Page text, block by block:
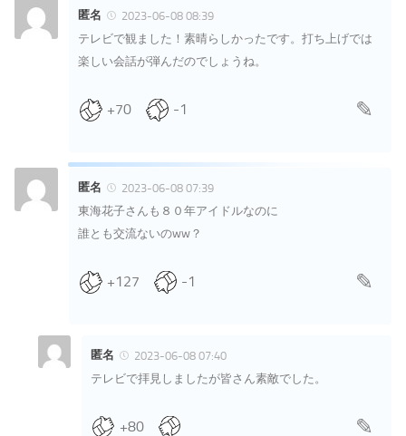
匿名
2023-06-08 08:39
テレビで観ました！素晴らしかったです。打ち上げでは
楽しい会話が弾んだのでしょうね。
+70 -1
匿名
2023-06-08 07:39
東海花子さんも８０年アイドルなのに
誰とも交流ないのww？
+127 -1
匿名
2023-06-08 07:40
テレビで拝見しましたが皆さん素敵でした。
+80